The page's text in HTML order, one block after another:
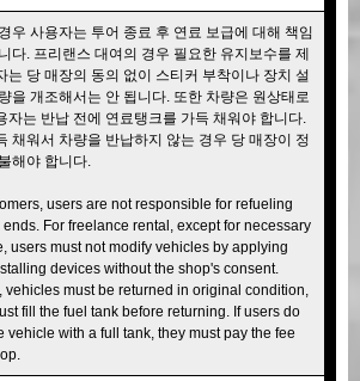
우 사용자는 투어 종료 후 연료 보급에 대해 책임
다. 프리랜스 대여의 경우 필요한 유지보수를 제
는 당 매장의 동의 없이 스티커 부착이나 장치 설
을 개조해서는 안 됩니다. 또한 차량은 원상태로
자는 반납 전에 연료탱크를 가득 채워야 합니다.
채워서 차량을 반납하지 않는 경우 당 매장이 정
해야 합니다.
users are not responsible for refueling
ends. For freelance rental, except for necessary
users must not modify vehicles by applying
devices without the shop's consent.
vehicles must be returned in original condition,
fill the fuel tank before returning. If users do
vehicle with a full tank, they must pay the fee